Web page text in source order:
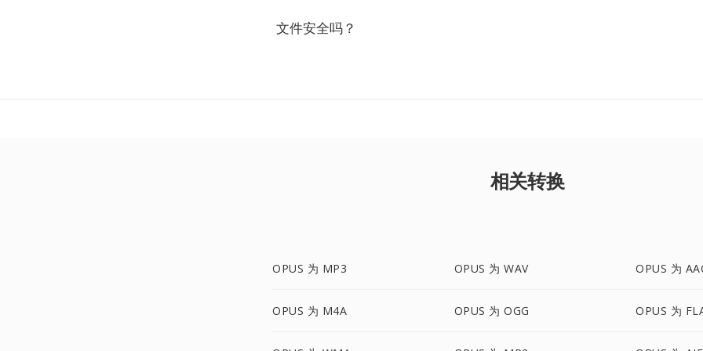
文件安全吗？
相关转换
OPUS 为 MP3 OPUS 为 WAV OPUS 为
OPUS 为 M4A OPUS 为 OGG OPUS 为